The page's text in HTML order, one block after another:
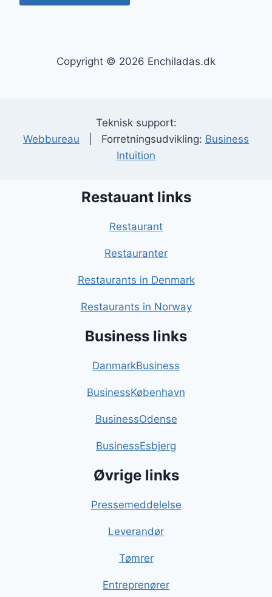
Copyright © 2026 Enchiladas.dk
Teknisk support:
Webbureau | Forretningsudvikling: Business
Intuition
Restauant links
Restaurant
Restauranter
Restaurants in Denmark
Restaurants in Norway
Business links
DanmarkBusiness
BusinessKøbenhavn
BusinessOdense
BusinessEsbjerg
Øvrige links
Pressemeddelelse
Leverandør
Tømrer
Entreprenører